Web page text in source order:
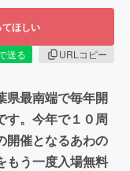
ほしい
送る
URLコピー
県最南端で毎年開
す。今年で１０周
開催となるあわの
もう一度入場無料